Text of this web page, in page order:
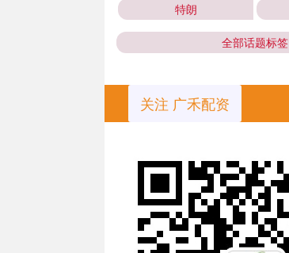
特朗
全部话题标签
关注 广禾配资